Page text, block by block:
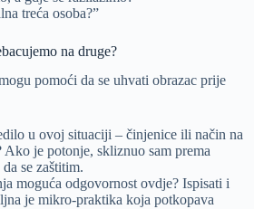
treća osoba?”
na druge?
pomoći da se uhvati obrazac prije
u ovoj situaciji – činjenice ili način na
je potonje, skliznuo sam prema
se zaštitim.
moguća odgovornost ovdje? Ispisati i
je mikro-praktika koja potkopava